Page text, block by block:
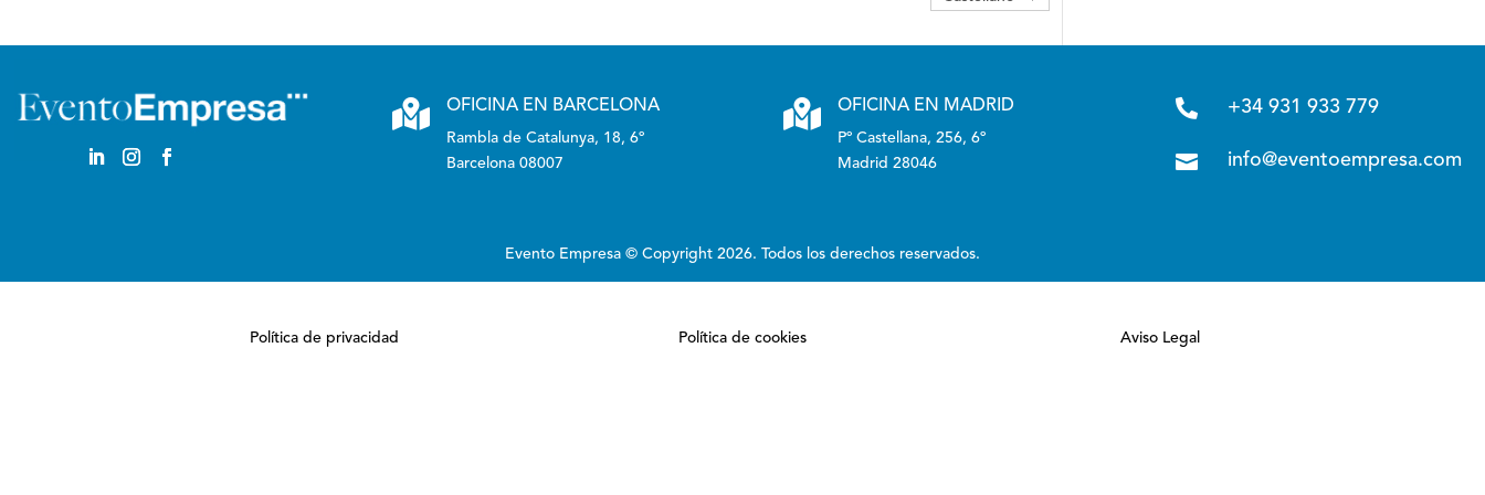
 OFICINA EN BARCELONA
Rambla de Catalunya, 18, 6º
Barcelona 08007
 OFICINA EN MADRID
Pº Castellana, 256, 6º
Madrid 28046
 +34 931 933 779
 info@eventoempresa.com
Evento Empresa © Copyright 2026. Todos los derechos reservados.
Política de privacidad Política de cookies Aviso Legal